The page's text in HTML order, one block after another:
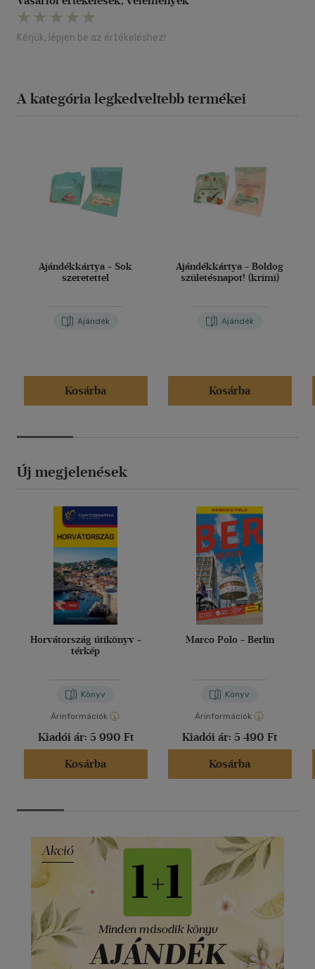
Kérjük, lépjen be az értékeléshez!
A kategória legkedveltebb termékei
Ajándékkártya - Sok
szeretettel
Ajándék
Kosárba
Ajándékkártya - Boldog
születésnapot! (krimi)
Ajándék
Kosárba
Új megjelenések
Horvátország útikönyv +
térkép
Könyv
Árinformációk
Kiadói ár: 5 990 Ft
Kosárba
Marco Polo - Berlin
Könyv
Árinformációk
Kiadói ár: 5 490 Ft
Kosárba